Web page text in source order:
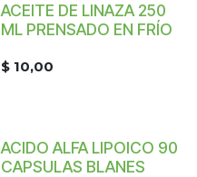
ACEITE DE LINAZA 250
ML PRENSADO EN FRÍO
$ 10,00
ACIDO ALFA LIPOICO 90
CAPSULAS BLANES